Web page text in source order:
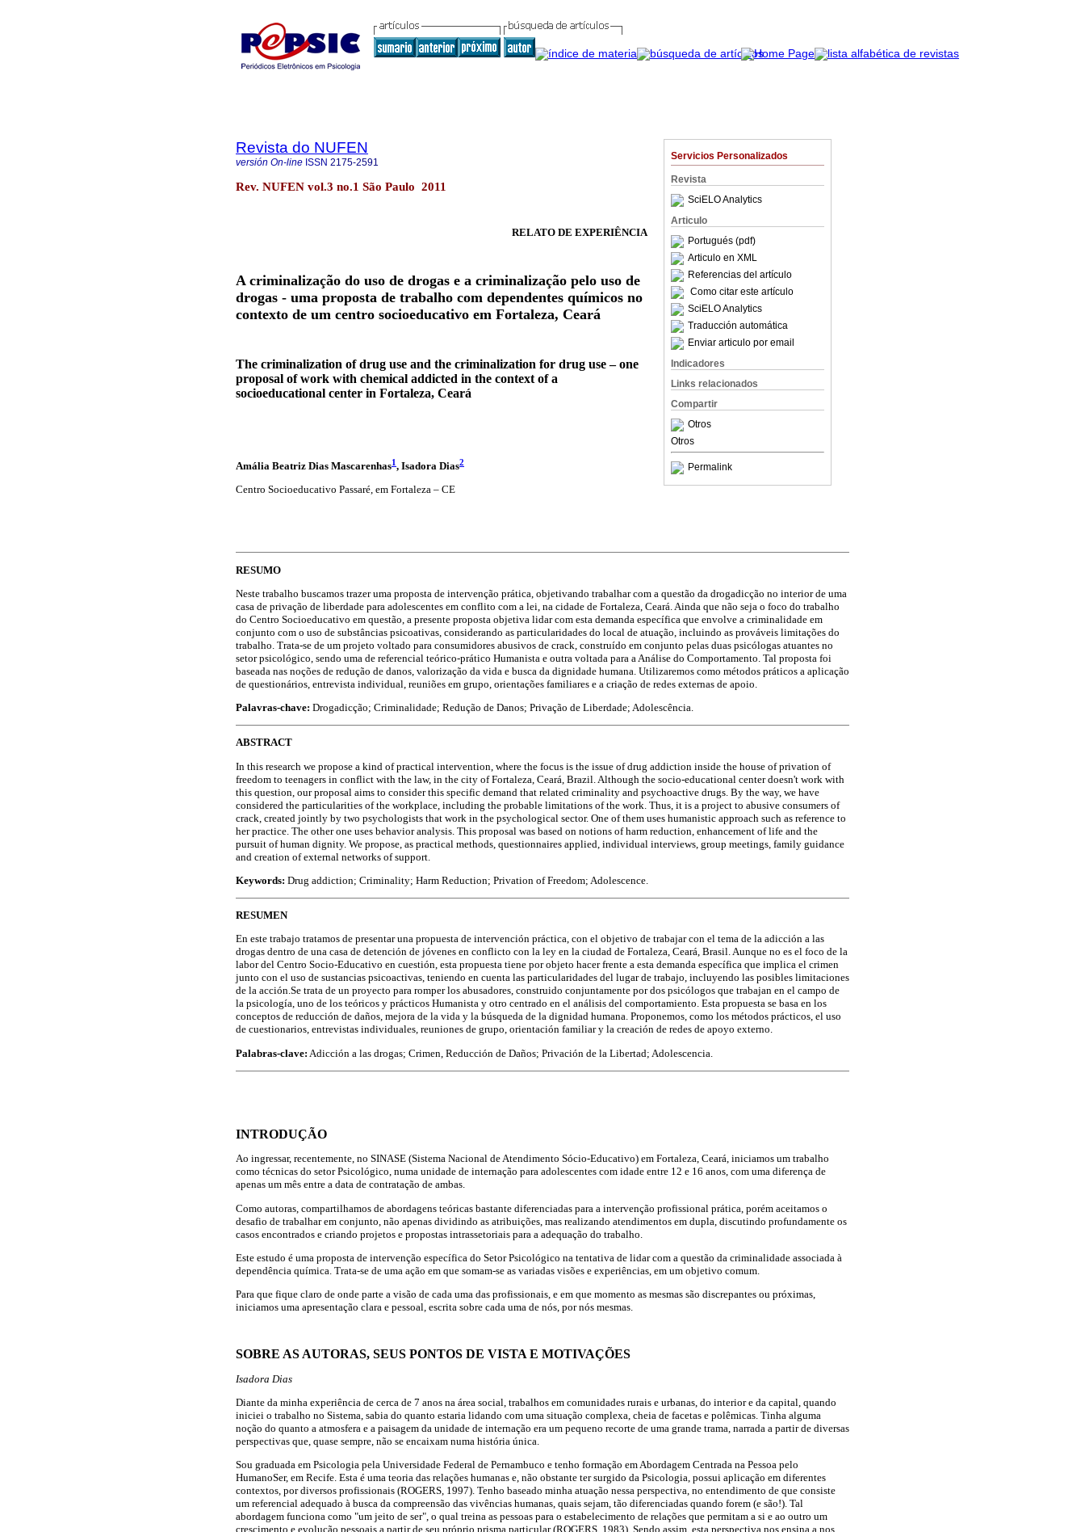
Servicios Personalizados
Revista
SciELO Analytics
Articulo
Portugués (pdf)
Articulo en XML
Referencias del artículo
Como citar este artículo
SciELO Analytics
Traducción automática
Enviar articulo por email
Indicadores
Links relacionados
Compartir
Otros
Otros
Permalink
Revista do NUFEN
versión On-line ISSN 2175-2591
Rev. NUFEN vol.3 no.1 São Paulo 2011
RELATO DE EXPERIÊNCIA
A criminalização do uso de drogas e a criminalização pelo uso de
drogas - uma proposta de trabalho com dependentes químicos no
contexto de um centro socioeducativo em Fortaleza, Ceará
The criminalization of drug use and the criminalization for drug use – one
proposal of work with chemical addicted in the context of a
socioeducational center in Fortaleza, Ceará
Amália Beatriz Dias Mascarenhas1, Isadora Dias2
Centro Socioeducativo Passaré, em Fortaleza – CE
RESUMO
Neste trabalho buscamos trazer uma proposta de intervenção prática, objetivando trabalhar com a questão da drogadicção no interior de uma
casa de privação de liberdade para adolescentes em conflito com a lei, na cidade de Fortaleza, Ceará. Ainda que não seja o foco do trabalho
do Centro Socioeducativo em questão, a presente proposta objetiva lidar com esta demanda específica que envolve a criminalidade em
conjunto com o uso de substâncias psicoativas, considerando as particularidades do local de atuação, incluindo as prováveis limitações do
trabalho. Trata-se de um projeto voltado para consumidores abusivos de crack, construído em conjunto pelas duas psicólogas atuantes no
setor psicológico, sendo uma de referencial teórico-prático Humanista e outra voltada para a Análise do Comportamento. Tal proposta foi
baseada nas noções de redução de danos, valorização da vida e busca da dignidade humana. Utilizaremos como métodos práticos a aplicação
de questionários, entrevista individual, reuniões em grupo, orientações familiares e a criação de redes externas de apoio.
Palavras-chave: Drogadicção; Criminalidade; Redução de Danos; Privação de Liberdade; Adolescência.
ABSTRACT
In this research we propose a kind of practical intervention, where the focus is the issue of drug addiction inside the house of privation of
freedom to teenagers in conflict with the law, in the city of Fortaleza, Ceará, Brazil. Although the socio-educational center doesn't work with
this question, our proposal aims to consider this specific demand that related criminality and psychoactive drugs. By the way, we have
considered the particularities of the workplace, including the probable limitations of the work. Thus, it is a project to abusive consumers of
crack, created jointly by two psychologists that work in the psychological sector. One of them uses humanistic approach such as reference to
her practice. The other one uses behavior analysis. This proposal was based on notions of harm reduction, enhancement of life and the
pursuit of human dignity. We propose, as practical methods, questionnaires applied, individual interviews, group meetings, family guidance
and creation of external networks of support.
Keywords: Drug addiction; Criminality; Harm Reduction; Privation of Freedom; Adolescence.
RESUMEN
En este trabajo tratamos de presentar una propuesta de intervención práctica, con el objetivo de trabajar con el tema de la adicción a las
drogas dentro de una casa de detención de jóvenes en conflicto con la ley en la ciudad de Fortaleza, Ceará, Brasil. Aunque no es el foco de la
labor del Centro Socio-Educativo en cuestión, esta propuesta tiene por objeto hacer frente a esta demanda específica que implica el crimen
junto con el uso de sustancias psicoactivas, teniendo en cuenta las particularidades del lugar de trabajo, incluyendo las posibles limitaciones
de la acción.Se trata de un proyecto para romper los abusadores, construido conjuntamente por dos psicólogos que trabajan en el campo de
la psicología, uno de los teóricos y prácticos Humanista y otro centrado en el análisis del comportamiento. Esta propuesta se basa en los
conceptos de reducción de daños, mejora de la vida y la búsqueda de la dignidad humana. Proponemos, como los métodos prácticos, el uso
de cuestionarios, entrevistas individuales, reuniones de grupo, orientación familiar y la creación de redes de apoyo externo.
Palabras-clave: Adicción a las drogas; Crimen, Reducción de Daños; Privación de la Libertad; Adolescencia.
INTRODUÇÃO
Ao ingressar, recentemente, no SINASE (Sistema Nacional de Atendimento Sócio-Educativo) em Fortaleza, Ceará, iniciamos um trabalho
como técnicas do setor Psicológico, numa unidade de internação para adolescentes com idade entre 12 e 16 anos, com uma diferença de
apenas um mês entre a data de contratação de ambas.
Como autoras, compartilhamos de abordagens teóricas bastante diferenciadas para a intervenção profissional prática, porém aceitamos o
desafio de trabalhar em conjunto, não apenas dividindo as atribuições, mas realizando atendimentos em dupla, discutindo profundamente os
casos encontrados e criando projetos e propostas intrassetoriais para a adequação do trabalho.
Este estudo é uma proposta de intervenção específica do Setor Psicológico na tentativa de lidar com a questão da criminalidade associada à
dependência química. Trata-se de uma ação em que somam-se as variadas visões e experiências, em um objetivo comum.
Para que fique claro de onde parte a visão de cada uma das profissionais, e em que momento as mesmas são discrepantes ou próximas,
iniciamos uma apresentação clara e pessoal, escrita sobre cada uma de nós, por nós mesmas.
SOBRE AS AUTORAS, SEUS PONTOS DE VISTA E MOTIVAÇÕES
Isadora Dias
Diante da minha experiência de cerca de 7 anos na área social, trabalhos em comunidades rurais e urbanas, do interior e da capital, quando
iniciei o trabalho no Sistema, sabia do quanto estaria lidando com uma situação complexa, cheia de facetas e polêmicas. Tinha alguma
noção do quanto a atmosfera e a paisagem da unidade de internação era um pequeno recorte de uma grande trama, narrada a partir de diversas
perspectivas que, quase sempre, não se encaixam numa história única.
Sou graduada em Psicologia pela Universidade Federal de Pernambuco e tenho formação em Abordagem Centrada na Pessoa pelo
HumanoSer, em Recife. Esta é uma teoria das relações humanas e, não obstante ter surgido da Psicologia, possui aplicação em diferentes
contextos, por diversos profissionais (ROGERS, 1997). Tenho baseado minha atuação nessa perspectiva, no entendimento de que consiste
um referencial adequado à busca da compreensão das vivências humanas, quais sejam, tão diferenciadas quando forem (e são!). Tal
abordagem funciona como "um jeito de ser", o qual treina as pessoas para o estabelecimento de relações que permitam a si e ao outro um
crescimento e evolução pessoais a partir de seu próprio prisma particular (ROGERS, 1983). Sendo assim, esta perspectiva nos ensina a nos